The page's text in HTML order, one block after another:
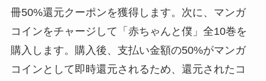
冊50%還元クーポンを獲得します。次に、マンガ
コインをチャージして「赤ちゃんと僕」全10巻を
購入します。購入後、支払い金額の50%がマンガ
コインとして即時還元されるため、還元されたコ